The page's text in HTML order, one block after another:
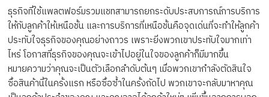
ธุรกิจที่ใช้แพลตฟอร์มรวมแชทสามารถยกระดับประสบการณ์การบริการ
ให้กับลูกค้าให้เหนือชั้น และการบริการที่เหนือชั้นคือจุดเด่นที่จะทำให้ลูกค้า
ประทับใจธุรกิจของคุณอย่างถาวร เพราะยิ่งพวกเขาประทับใจมากเท่า
ไหร่ โอกาสที่ธุรกิจของคุณจะเข้าไปอยู่ในใจของลูกค้าก็มีมากขึ้น
หมายความว่าคุณจะเป็นตัวเลือกลำดับต้นๆ เมื่อพวกเขากำลังตัดสินใจ
ซื้อสินค้านี้ในครั้งแรก หรือซื้อซ้ำในครั้งถัดไป พวกเขาจะกลับมาหาคุณ